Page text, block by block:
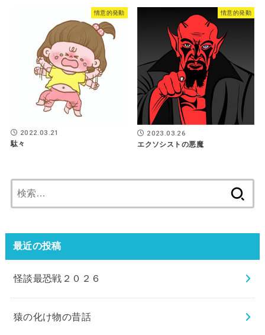
情意的発動
2022.03.21
駄々
情意的発動
2023.03.26
エクソシストの悪魔
索:
最近の投稿
怪談最恐戦２０２６
猿の化け物の昔話